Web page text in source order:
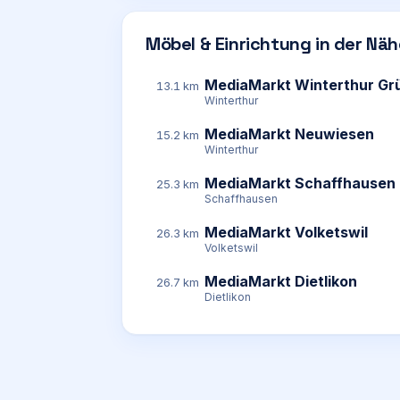
Möbel & Einrichtung in der
13.1 km MediaMarkt Winterthur
Winterthur
15.2 km MediaMarkt Neuwiesen
Winterthur
25.3 km MediaMarkt Schaffhausen
Schaffhausen
26.3 km MediaMarkt Volketswil
Volketswil
26.7 km MediaMarkt Dietlikon
Dietlikon